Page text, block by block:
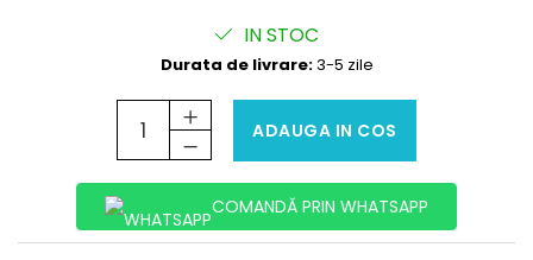
IN STOC
Durata de livrare:3-5 zile
ADAUGA IN COS
COMANDĂ PRIN WHATSAPP